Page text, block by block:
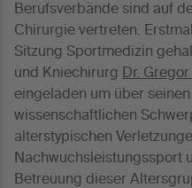
Berufsverbände sind auf
Chirurgie vertreten.
Sitzung Sportmedizin
und Kniechirurg Dr.
eingeladen um über
wissenschaftlichen
alterstypischen
Nachwuchsleistungssport
Betreuung dieser